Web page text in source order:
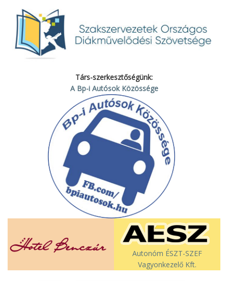
Társ-szerkesztőségünk:
A Bp-i Autósok Közössége
Autonóm ÉSZT-SZEF
Vagyonkezelő Kft.